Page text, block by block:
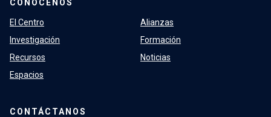
CONÓCENOS
El Centro
Investigación
Recursos
Espacios
Alianzas
Formación
Noticias
CONTÁCTANOS